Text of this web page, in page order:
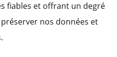
fiables et offrant un degré
nos données et